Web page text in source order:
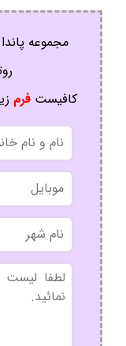
مجموعه
کافیستفرم
نام
و
نام
خانوادگی
موبایل
نام
شهر
بدون
عنوان